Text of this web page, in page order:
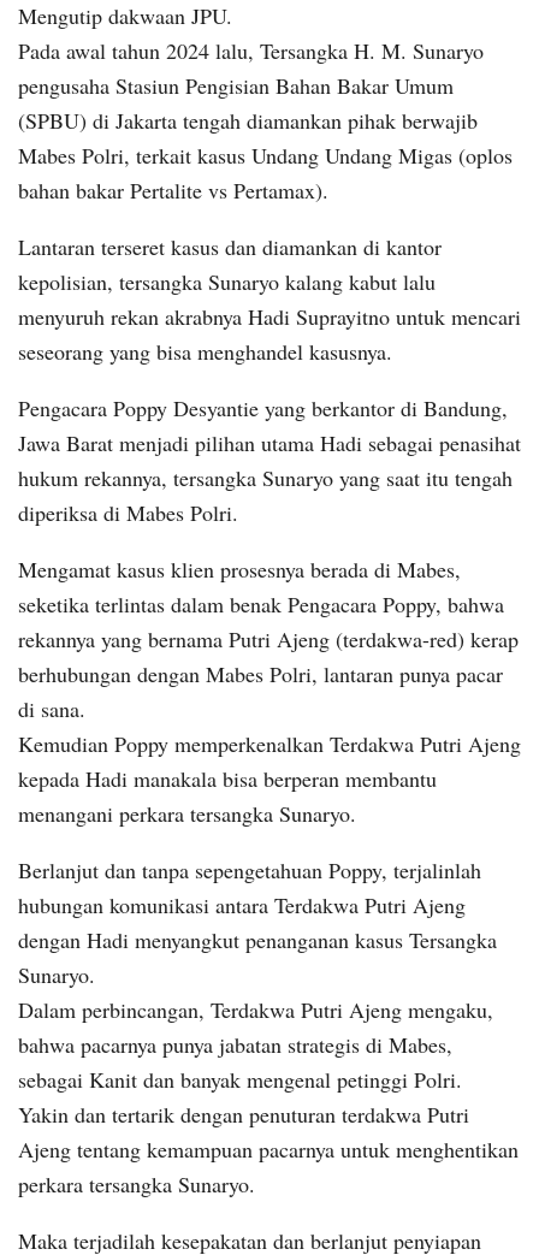
Mengutip dakwaan JPU.
Pada awal tahun 2024 lalu, Tersangka H. M. Sunaryo
pengusaha Stasiun Pengisian Bahan Bakar Umum
(SPBU) di Jakarta tengah diamankan pihak berwajib
Mabes Polri, terkait kasus Undang Undang Migas (oplos
bahan bakar Pertalite vs Pertamax).
Lantaran terseret kasus dan diamankan di kantor
kepolisian, tersangka Sunaryo kalang kabut lalu
menyuruh rekan akrabnya Hadi Suprayitno untuk mencari
seseorang yang bisa menghandel kasusnya.
Pengacara Poppy Desyantie yang berkantor di Bandung,
Jawa Barat menjadi pilihan utama Hadi sebagai penasihat
hukum rekannya, tersangka Sunaryo yang saat itu tengah
diperiksa di Mabes Polri.
Mengamat kasus klien prosesnya berada di Mabes,
seketika terlintas dalam benak Pengacara Poppy, bahwa
rekannya yang bernama Putri Ajeng (terdakwa-red) kerap
berhubungan dengan Mabes Polri, lantaran punya pacar
di sana.
Kemudian Poppy memperkenalkan Terdakwa Putri Ajeng
kepada Hadi manakala bisa berperan membantu
menangani perkara tersangka Sunaryo.
Berlanjut dan tanpa sepengetahuan Poppy, terjalinlah
hubungan komunikasi antara Terdakwa Putri Ajeng
dengan Hadi menyangkut penanganan kasus Tersangka
Sunaryo.
Dalam perbincangan, Terdakwa Putri Ajeng mengaku,
bahwa pacarnya punya jabatan strategis di Mabes,
sebagai Kanit dan banyak mengenal petinggi Polri.
Yakin dan tertarik dengan penuturan terdakwa Putri
Ajeng tentang kemampuan pacarnya untuk menghentikan
perkara tersangka Sunaryo.
Maka terjadilah kesepakatan dan berlanjut penyiapan